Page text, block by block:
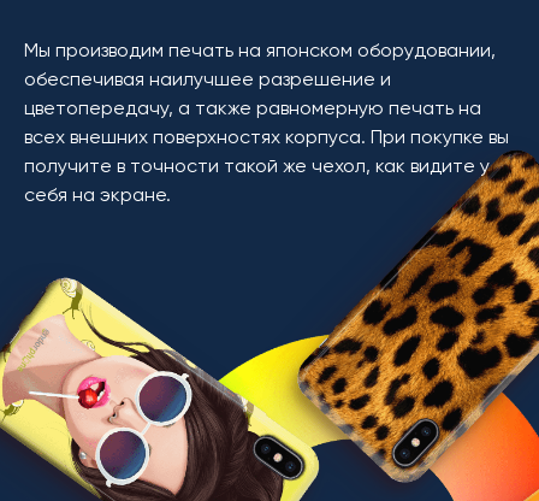
Мы производим печать на японском оборудовании,
обеспечивая наилучшее разрешение и
цветопередачу, а также равномерную печать на
всех внешних поверхностях корпуса. При покупке вы
получите в точности такой же чехол, как видите у
себя на экране.